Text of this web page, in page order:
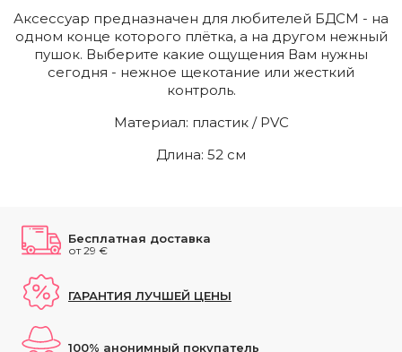
Аксессуар предназначен для любителей БДСМ - на
одном конце которого плётка, а на другом нежный
пушок. Выберите какие ощущения Вам нужны
сегодня - нежное щекотание или жесткий
контроль.
Mатериал: пластик / PVC
Длина: 52 cм
Бесплатная доставка
от 29 €
ГАРАНТИЯ ЛУЧШЕЙ ЦЕНЫ
100% анонимный покупатель